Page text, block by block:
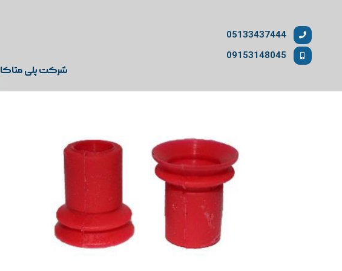
05133437444
09153148045
شرکت پلی متاکا